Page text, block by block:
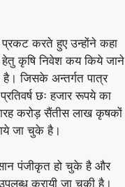
करते हुए उन्होंने कहा
हेतु कृषि निवेश कय किये जाने
है। जिसके अन्तर्गत पात्र
छः हजार रूपये का
करोड़ सैंतीस लाख कृषकों
जा चुके है।
पंजीकृत हो चुके है और
करायी जा चुकी है।